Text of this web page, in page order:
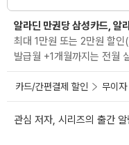
알라딘 만권당 삼성카드, 알
최대 1만원 또는 2만원 할
발급월 +1개월까지는 전월
카드/간편결제 할인 무이
관심 저자, 시리즈의 출간